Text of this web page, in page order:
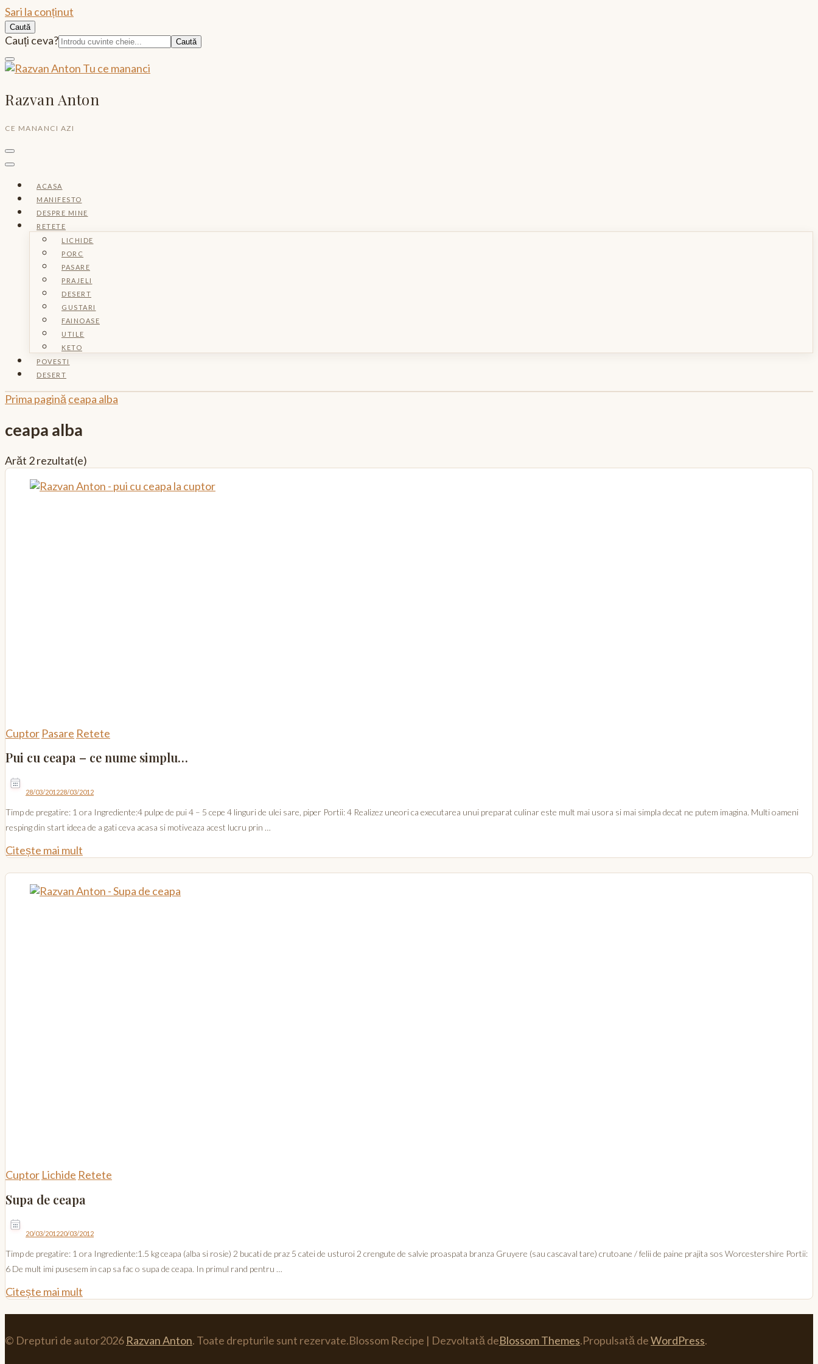
Sari la conținut
Caută
Caută:
Cauți ceva?
Razvan Anton
CE MANANCI AZI
ACASA
MANIFESTO
DESPRE MINE
RETETE
LICHIDE
PORC
PASARE
PRAJELI
DESERT
GUSTARI
FAINOASE
UTILE
KETO
POVESTI
DESERT
Prima pagină ceapa alba
ceapa alba
Arăt 2 rezultat(e)
Cuptor Pasare Retete
Pui cu ceapa – ce nume simplu…
28/03/201228/03/2012
Timp de pregatire: 1 ora Ingrediente:4 pulpe de pui 4 – 5 cepe 4 linguri de ulei sare, piper Portii: 4 Realizez uneori ca executarea unui preparat culinar este mult mai usora si mai simpla decat ne putem imagina. Multi oameni
resping din start ideea de a gati ceva acasa si motiveaza acest lucru prin …
Citește mai mult
Cuptor Lichide Retete
Supa de ceapa
20/03/201220/03/2012
Timp de pregatire: 1 ora Ingrediente:1.5 kg ceapa (alba si rosie) 2 bucati de praz 5 catei de usturoi 2 crengute de salvie proaspata branza Gruyere (sau cascaval tare) crutoane / felii de paine prajita sos Worcestershire Portii:
6 De mult imi pusesem in cap sa fac o supa de ceapa. In primul rand pentru …
Citește mai mult
© Drepturi de autor2026 Razvan Anton. Toate drepturile sunt rezervate.Blossom Recipe | Dezvoltată deBlossom Themes.Propulsată deWordPress.